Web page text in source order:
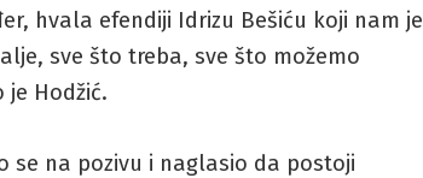
hvala efendiji Idrizu Bešiću koji nam je
sve što treba, sve što možemo
je Hodžić.
se na pozivu i naglasio da postoji